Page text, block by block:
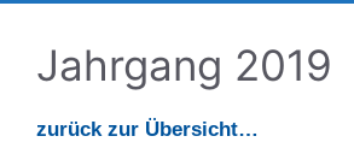
Jahrgang 2019
zurück zur Übersicht…